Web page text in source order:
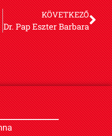
KÖVETKEZŐ
Dr. Pap Eszter Barbara